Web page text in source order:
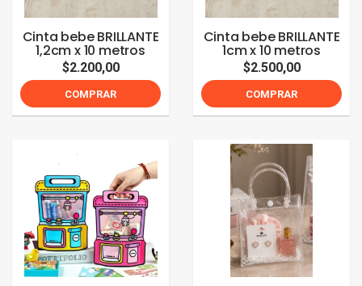
Cinta bebe BRILLANTE
1,2cm x 10 metros
$2.200,00
COMPRAR
Cinta bebe BRILLANTE
1cm x 10 metros
$2.500,00
COMPRAR